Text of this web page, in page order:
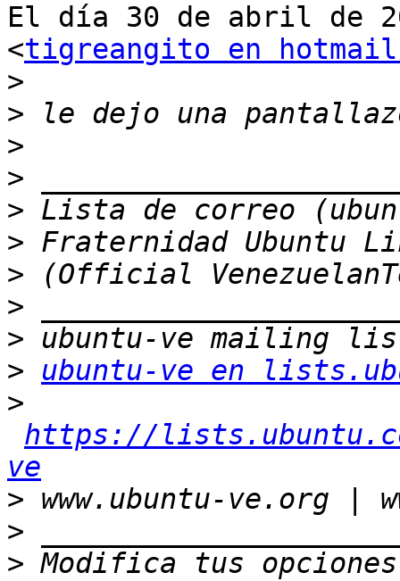
El día 30 de abril de
<tigreangito en
>
>
>
>
>
>
>
>
>
>
ubuntu-ve en
>
https://
ve
>
>
> Modifica tus